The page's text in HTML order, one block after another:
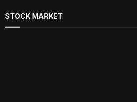
STOCK MARKET